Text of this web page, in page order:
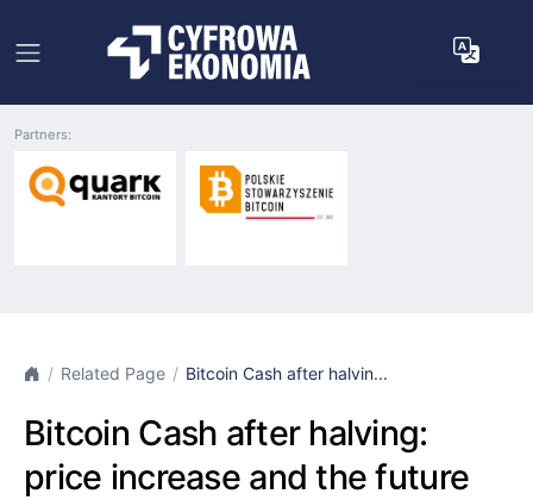
Partners:
Related Page Bitcoin Cash after halvin...
Bitcoin Cash after halving:
price increase and the future